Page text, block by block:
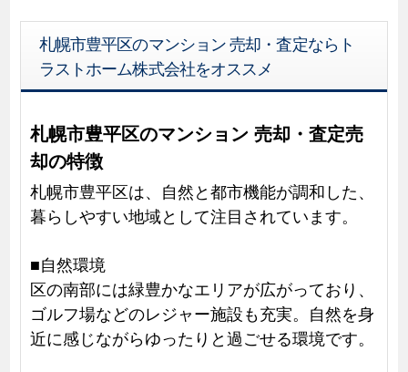
札幌市豊平区のマンション 売却・査定ならト
ラストホーム株式会社をオススメ
札幌市豊平区のマンション 売却・査定売
却の特徴
札幌市豊平区は、自然と都市機能が調和した、
暮らしやすい地域として注目されています。
■自然環境
区の南部には緑豊かなエリアが広がっており、
ゴルフ場などのレジャー施設も充実。自然を身
近に感じながらゆったりと過ごせる環境です。